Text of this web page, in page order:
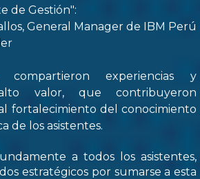
de Gestión":
General Manager de IBM Perú
compartieron experiencias y
valor, que contribuyeron
fortalecimiento del conocimiento
de los asistentes.
a todos los asistentes,
estratégicos por sumarse a esta